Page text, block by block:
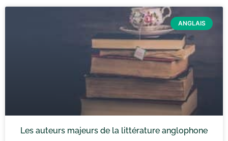
ANGLAIS
Les auteurs majeurs de la littérature anglophone